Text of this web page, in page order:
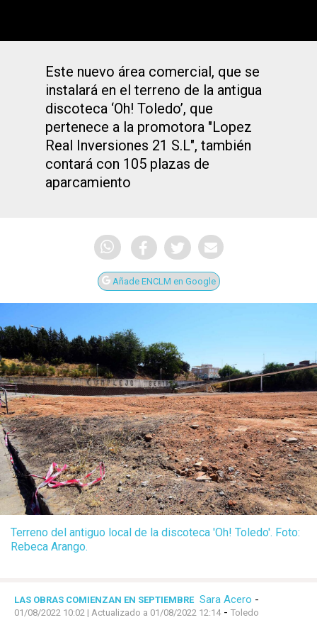
Este nuevo área comercial, que se
instalará en el terreno de la antigua
discoteca ‘Oh! Toledo’, que
pertenece a la promotora "Lopez
Real Inversiones 21 S.L", también
contará con 105 plazas de
aparcamiento
Añade ENCLM en Google
Terreno del antiguo local de la discoteca 'Oh! Toledo'. Foto:
Rebeca Arango.
LAS OBRAS COMIENZAN EN SEPTIEMBRE Sara Acero -
01/08/2022 10:02 | Actualizado a 01/08/2022 12:14- Toledo